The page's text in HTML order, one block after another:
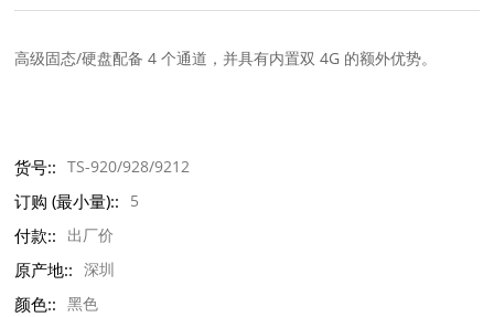
高级固态/硬盘配备 4 个通道，并具有内置双 4G 的额外优势。
货号:: TS-920/928/9212
订购 (最小量):: 5
付款:: 出厂价
原产地:: 深圳
颜色:: 黑色